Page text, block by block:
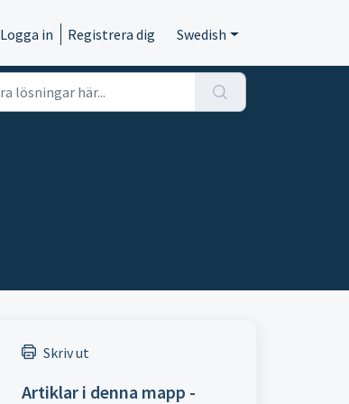
Logga in Registrera dig Swedish
Skriv ut
Artiklar i denna mapp -